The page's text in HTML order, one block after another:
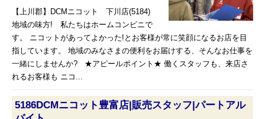
【上川郡】DCMニコット 下川店(5184)
地域の味方! 私たちはホームコンビニで
す。 ニコットがあってよかった!とお客様が常に笑顔になるお店を目
指しています。 地域のみなさまの便利をお届けする、そんなお仕事を
一緒にしませんか? ★アピールポイント★ 働くスタッフも、来店さ
れるお客様も ニコ...
5186DCMニコット豊富店|販売スタッフ|パートアル